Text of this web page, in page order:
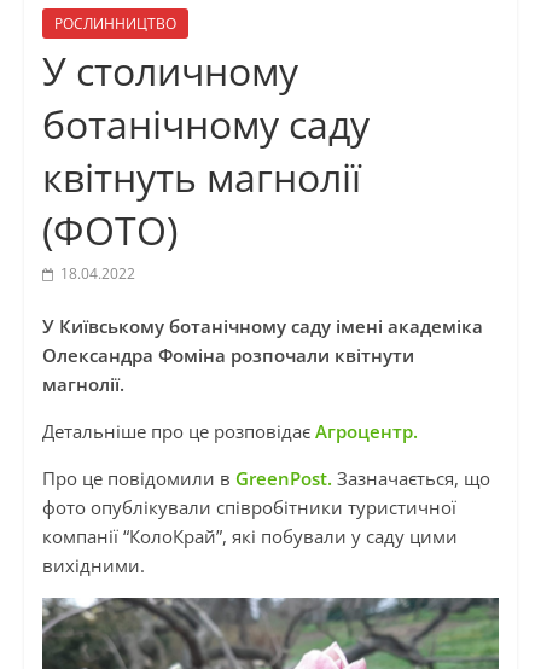
РОСЛИННИЦТВО
У столичному
ботанічному саду
квітнуть магнолії
(ФОТО)
18.04.2022
У Київському ботанічному саду імені академіка
Олександра Фоміна розпочали квітнути
магнолії.
Детальніше про це розповідає Агроцентр.
Про це повідомили в GreenPost. Зазначається, що
фото опублікували співробітники туристичної
компанії “КолоКрай”, які побували у саду цими
вихідними.